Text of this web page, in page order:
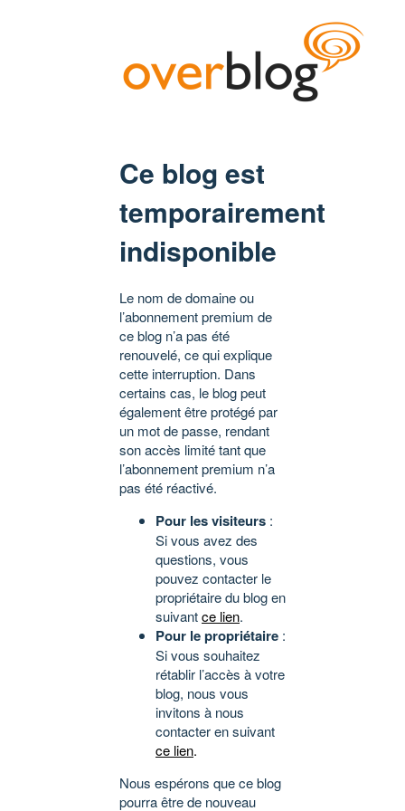
Ce blog est
temporairement
indisponible
Le nom de domaine ou
l’abonnement premium de
ce blog n’a pas été
renouvelé, ce qui explique
cette interruption. Dans
certains cas, le blog peut
également être protégé par
un mot de passe, rendant
son accès limité tant que
l’abonnement premium n’a
pas été réactivé.
Pour les visiteurs :
Si vous avez des
questions, vous
pouvez contacter le
propriétaire du blog en
suivantce lien.
Pour le propriétaire :
Si vous souhaitez
rétablir l’accès à votre
blog, nous vous
invitons à nous
contacter en suivant
ce lien.
Nous espérons que ce blog
pourra être de nouveau